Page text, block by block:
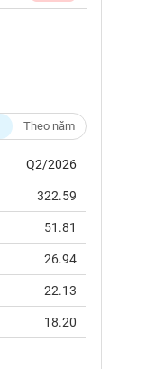
Theo năm
Q2/2026
322.59
51.81
26.94
22.13
18.20